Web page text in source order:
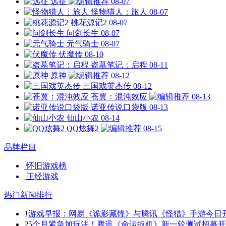
怪物猎人：旅人 08-07
桃花源记2 08-07
问剑长生 08-07
元气骑士 08-07
伏魔传 08-10
盗墓笔记：启程 08-11
原神
08-12
三国戏英杰传 08-12
苍翼：混沌效应
08-13
诺亚传说口袋版 08-13
仙山小农 08-14
QQ炫舞2
08-15
品牌栏目
怀旧游戏榜
正经游戏
热门新闻排行
1游戏早报：网易《诡影藏锋》与腾讯《怪猎》手游今日
25个月紧急加玩法！腾讯《命运扳机》新一轮测试招募